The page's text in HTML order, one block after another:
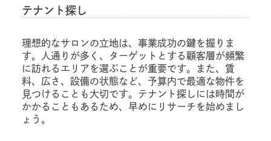
テナント探し
理想的なサロンの立地は、事業成功の鍵を握りま
す。人通りが多く、ターゲットとする顧客層が頻繁
に訪れるエリアを選ぶことが重要です。また、賃
料、広さ、設備の状態など、予算内で最適な物件を
見つけることも大切です。テナント探しには時間が
かかることもあるため、早めにリサーチを始めまし
ょう。